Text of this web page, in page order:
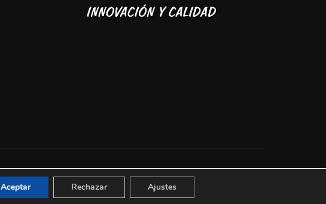
Aceptar Rechazar Ajustes